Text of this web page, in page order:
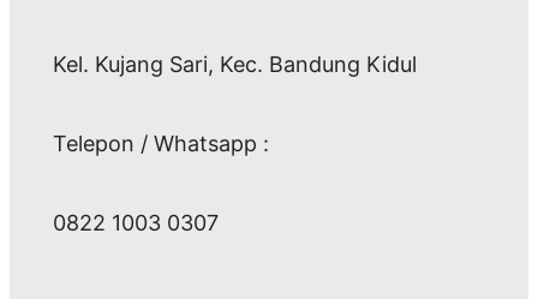
Kel. Kujang Sari, Kec. Bandung Kidul
Telepon / Whatsapp :
0822 1003 0307